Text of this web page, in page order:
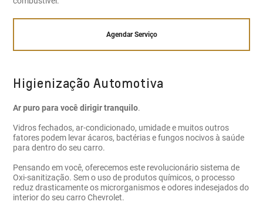
Agendar Serviço
Higienização Automotiva
Ar puro para você dirigir tranquilo.
Vidros fechados, ar-condicionado, umidade e muitos outros
fatores podem levar ácaros, bactérias e fungos nocivos à saúde
para dentro do seu carro.
Pensando em você, oferecemos este revolucionário sistema de
Oxi-sanitização. Sem o uso de produtos químicos, o processo
reduz drasticamente os microrganismos e odores indesejados do
interior do seu carro Chevrolet.